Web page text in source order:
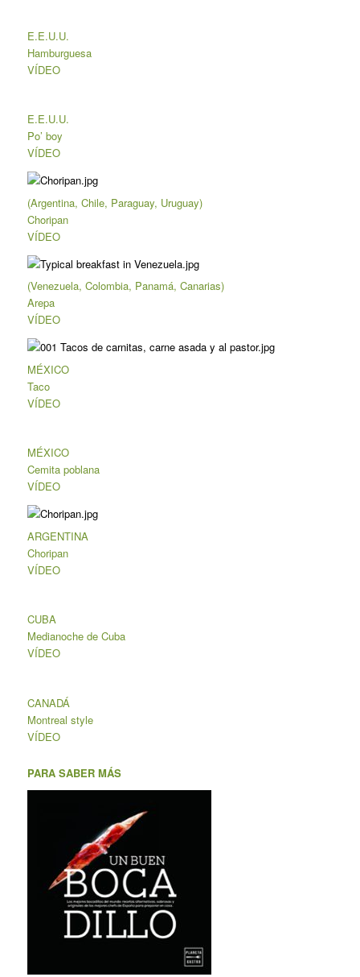
E.E.U.U.
Hamburguesa
VÍDEO
E.E.U.U.
Po’ boy
VÍDEO
(Argentina, Chile, Paraguay, Uruguay)
Choripan
VÍDEO
(Venezuela, Colombia, Panamá, Canarias)
Arepa
VÍDEO
MÉXICO
Taco
VÍDEO
MÉXICO
Cemita poblana
VÍDEO
ARGENTINA
Choripan
VÍDEO
CUBA
Medianoche de Cuba
VÍDEO
CANADÁ
Montreal style
VÍDEO
PARA SABER MÁS